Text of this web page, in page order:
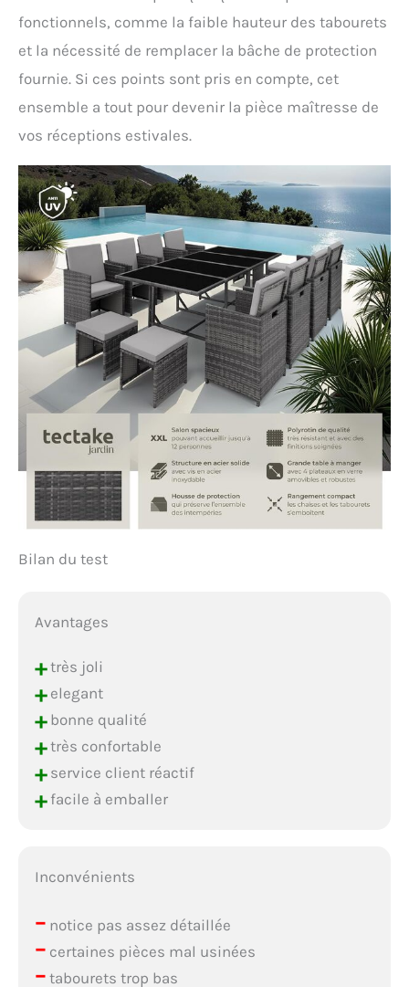
fonctionnels, comme la faible hauteur des tabourets
et la nécessité de remplacer la bâche de protection
fournie. Si ces points sont pris en compte, cet
ensemble a tout pour devenir la pièce maîtresse de
vos réceptions estivales.
Bilan du test
Avantages
+très joli
+elegant
+bonne qualité
+très confortable
+service client réactif
+facile à emballer
Inconvénients
–notice pas assez détaillée
–certaines pièces mal usinées
–tabourets trop bas